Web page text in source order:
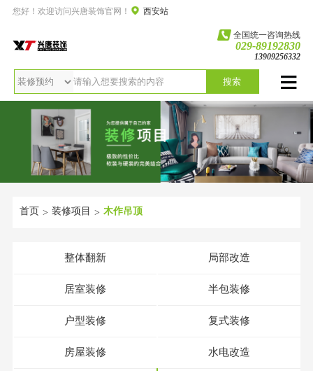
您好！欢迎访问兴唐装饰官网！ 西安站
全国统一咨询热线
029-89192830
13909256332
搜索
首页 > 装修项目 > 木作吊顶
整体翻新 局部改造
居室装修 半包装修
户型装修 复式装修
房屋装修 水电改造